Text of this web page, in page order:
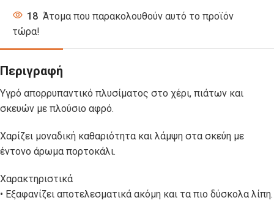
18 Άτομα που παρακολουθούν αυτό το προϊόν
τώρα!
Περιγραφή
Υγρό απορρυπαντικό πλυσίματος στο χέρι, πιάτων και
σκευών με πλούσιο αφρό.
Χαρίζει μοναδική καθαριότητα και λάμψη στα σκεύη με
έντονο άρωμα πορτοκάλι.
Χαρακτηριστικά
• Εξαφανίζει αποτελεσματικά ακόμη και τα πιο δύσκολα λίπη.